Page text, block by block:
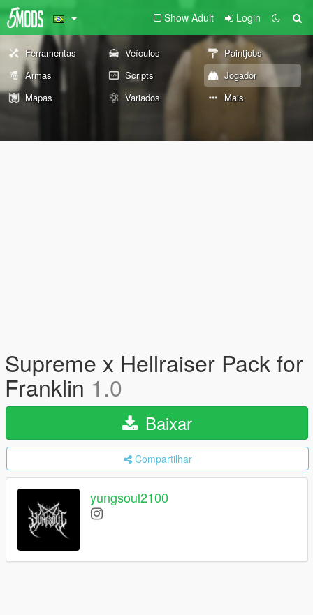
Show Adult Login
Ferramentas Veículos
Paintjobs
Armas
Scripts
Jogador
Mapas
Variados Mais
Supreme x Hellraiser Pack for
Franklin 1.0
Baixar
Compartilhar
yungsoul2100